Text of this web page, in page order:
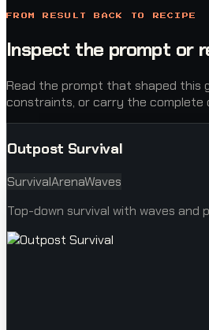
FROM RESULT BACK TO RECIPE
Inspect the prompt or
Read the prompt that shaped this
constraints, or carry the complete
Outpost Survival
SurvivalArenaWaves
Top-down survival with waves and